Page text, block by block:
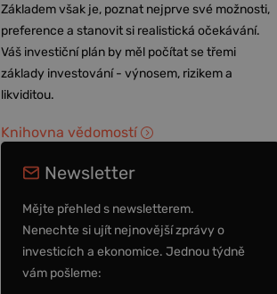
Základem však je, poznat nejprve své možnosti,
preference a stanovit si realistická očekávání.
Váš investiční plán by měl počítat se třemi
základy investování - výnosem, rizikem a
likviditou.
Knihovna vědomostí
Newsletter
Mějte přehled s newsletterem.
Nenechte si ujít nejnovější zprávy o
investicích a ekonomice. Jednou týdně
vám pošleme: